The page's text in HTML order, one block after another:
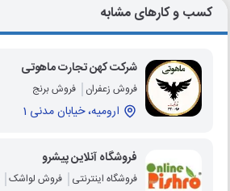
کسب و کارهای مشابه
شرکت کهن تجارت ماهوتی
فروش زعفران فروش برنج
ارومیه، خیابان مدنی 1
فروشگاه آنلاین پیشرو
فروشگاه اینترنتی فروش لواشک